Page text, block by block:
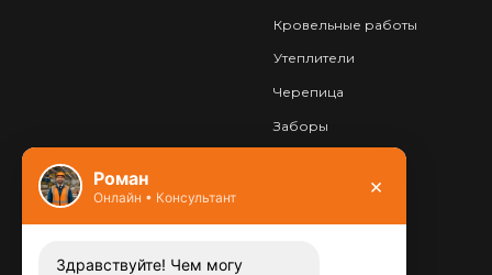
Кровельные работы
Утеплители
Черепица
Заборы
Контакты
Заказать звонок
Роман
Онлайн • Консультант ×
Здравствуйте! Чем могу